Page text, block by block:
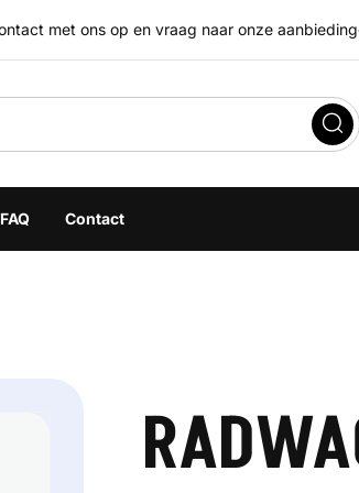
met ons op en vraag naar onze
FAQ Contact